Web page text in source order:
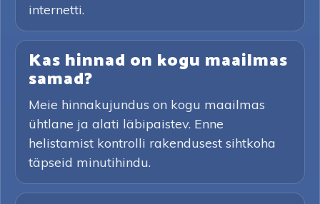
internetti.
Kas hinnad on kogu maailmas
samad?
Meie hinnakujundus on kogu maailmas
ühtlane ja alati läbipaistev. Enne
helistamist kontrolli rakendusest sihtkoha
täpseid minutihindu.